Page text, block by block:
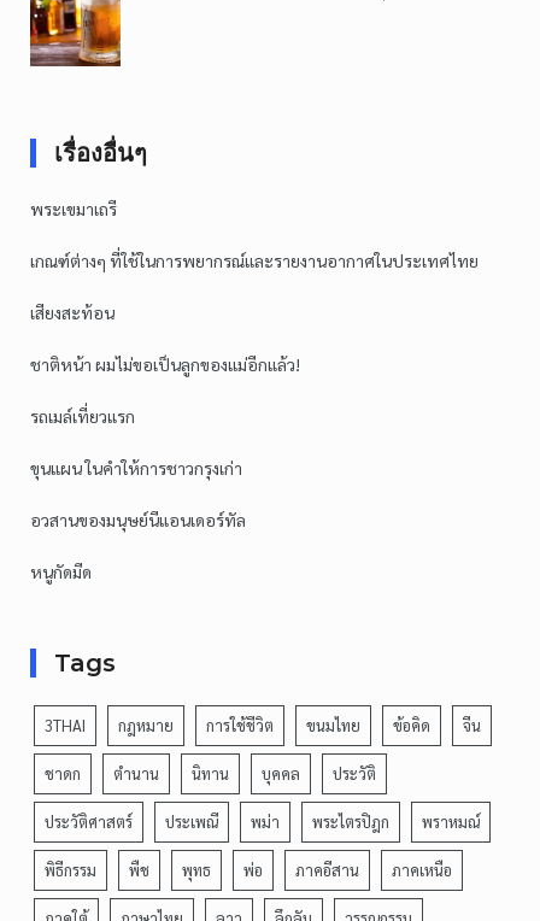
เรื่องอื่นๆ
พระเขมาเถรี
เกณฑ์ต่างๆ ที่ใช้ในการพยากรณ์และรายงานอากาศในประเทศไทย
เสียงสะท้อน
ชาติหน้า ผมไม่ขอเป็นลูกของแม่อีกแล้ว!
รถเมล์เที่ยวแรก
ขุนแผน ในคำให้การชาวกรุงเก่า
อวสานของมนุษย์นีแอนเดอร์ทัล
หนูกัดมีด
Tags
3THAI กฎหมาย การใช้ชีวิต ขนมไทย ข้อคิด จีน
ชาดก ตำนาน นิทาน บุคคล ประวัติ
ประวัติศาสตร์ ประเพณี พม่า พระไตรปิฎก พราหมณ์
พิธีกรรม พืช พุทธ พ่อ ภาคอีสาน ภาคเหนือ